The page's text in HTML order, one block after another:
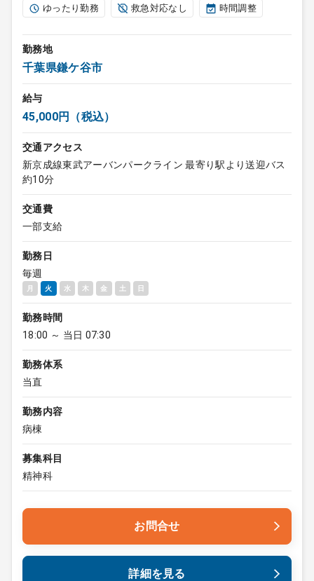
ゆったり勤務 救急対応なし 時間調整
勤務地
千葉県鎌ケ谷市
給与
45,000円（税込）
交通アクセス
新京成線東武アーバンパークライン 最寄り駅より送迎バス
約10分
交通費
一部支給
勤務日
毎週
月 火 水 木 金 土 日
勤務時間
18:00 ～ 当日 07:30
勤務体系
当直
勤務内容
病棟
募集科目
精神科
お問合せ
詳細を見る